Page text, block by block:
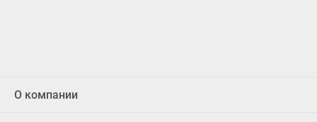
О компании